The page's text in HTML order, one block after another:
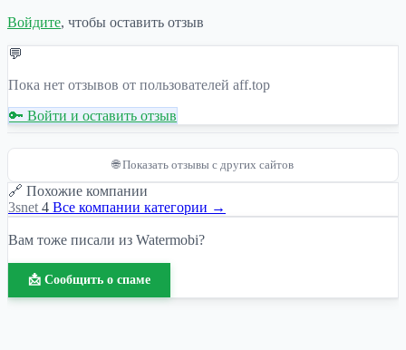
Войдите, чтобы оставить отзыв
💬
Пока нет отзывов от пользователей aff.top
🔑 Войти и оставить отзыв
🌐 Показать отзывы с других сайтов
🔗 Похожие компании
3snet 4 Все компании категории →
Вам тоже писали из Watermobi?
📩 Сообщить о спаме